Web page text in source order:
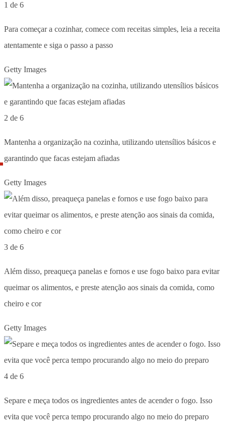
1 de 6
Para começar a cozinhar, comece com receitas simples, leia a receita
atentamente e siga o passo a passo
Getty Images
2 de 6
Mantenha a organização na cozinha, utilizando utensílios básicos e
garantindo que facas estejam afiadas
Getty Images
3 de 6
Além disso, preaqueça panelas e fornos e use fogo baixo para evitar
queimar os alimentos, e preste atenção aos sinais da comida, como
cheiro e cor
Getty Images
4 de 6
Separe e meça todos os ingredientes antes de acender o fogo. Isso
evita que você perca tempo procurando algo no meio do preparo